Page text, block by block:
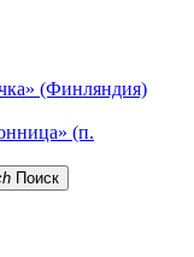
(Финляндия)
(п.
Поиск